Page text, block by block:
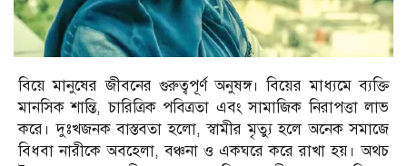
বিয়ে মানুষের জীবনের গুরুত্বপূর্ণ অনুষঙ্গ। বিয়ের মাধ্যমে ব্যক্তি
মানসিক শান্তি, চারিত্রিক পবিত্রতা এবং সামাজিক নিরাপত্তা লাভ
করে। দুঃখজনক বাস্তবতা হলো, স্বামীর মৃত্যু হলে অনেক সমাজে
বিধবা নারীকে অবহেলা, বঞ্চনা ও একঘরে করে রাখা হয়। অথচ